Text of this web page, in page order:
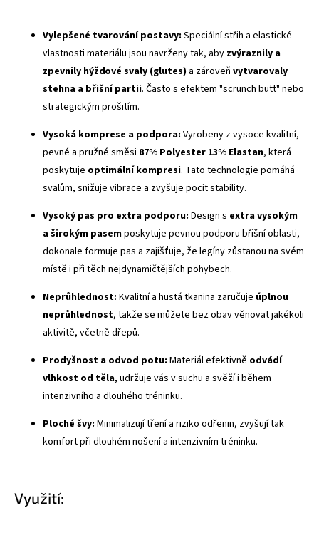
Vylepšené tvarování postavy: Speciální střih a elastické
vlastnosti materiálu jsou navrženy tak, aby zvýraznily a
zpevnily hýžďové svaly (glutes) a zároveň vytvarovaly
stehna a břišní partii. Často s efektem "scrunch butt" nebo
strategickým prošitím.
Vysoká komprese a podpora: Vyrobeny z vysoce kvalitní,
pevné a pružné směsi 87% Polyester 13% Elastan, která
poskytuje optimální kompresi. Tato technologie pomáhá
svalům, snižuje vibrace a zvyšuje pocit stability.
Vysoký pas pro extra podporu: Design s extra vysokým
a širokým pasemposkytuje pevnou podporu břišní oblasti,
dokonale formuje pas a zajišťuje, že legíny zůstanou na svém
místě i při těch nejdynamičtějších pohybech.
Neprůhlednost: Kvalitní a hustá tkanina zaručuje úplnou
neprůhlednost, takže se můžete bez obav věnovat jakékoli
aktivitě, včetně dřepů.
Prodyšnost a odvod potu: Materiál efektivně odvádí
vlhkost od těla, udržuje vás v suchu a svěží i během
intenzivního a dlouhého tréninku.
Ploché švy: Minimalizují tření a riziko odřenin, zvyšují tak
komfort při dlouhém nošení a intenzivním tréninku.
Využití: